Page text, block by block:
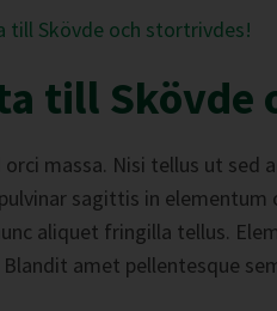
till Skövde och stortrivdes!
till Skövde
massa. Nisi tellus ut sed
sagittis in
aliquet fringilla tellus.
amet pellentesque